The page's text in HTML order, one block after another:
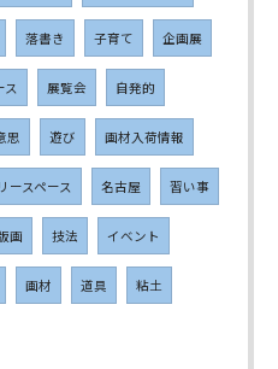
落書き 子育て 企画展
ス 展覧会 自発的
思 遊び 画材入荷情報
ースペース 名古屋 習い事
画 技法 イベント
画材 道具 粘土